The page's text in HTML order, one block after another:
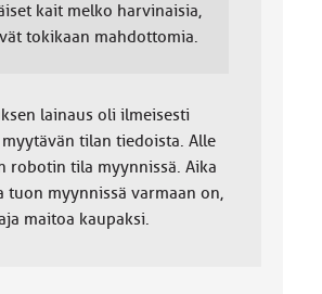
kait melko harvinaisia,
tokikaan mahdottomia.
lainaus oli ilmeisesti
tilan tiedoista. Alle
robotin tila myynnissä. Aika
tuon myynnissä varmaan on,
maitoa kaupaksi.